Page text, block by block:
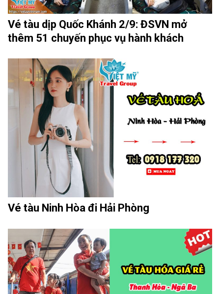
Vé tàu dịp Quốc Khánh 2/9: ĐSVN mở
thêm 51 chuyến phục vụ hành khách
Vé tàu Ninh Hòa đi Hải Phòng